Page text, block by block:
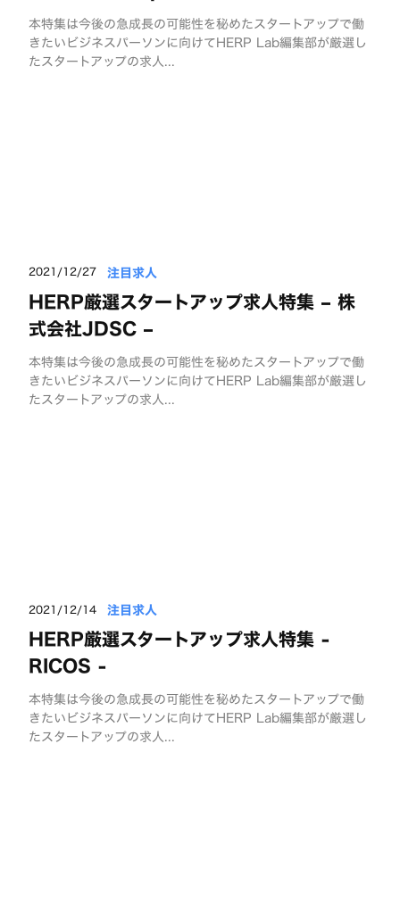
本特集は今後の急成長の可能性を秘めたスタートアップで働
きたいビジネスパーソンに向けてHERP Lab編集部が厳選し
たスタートアップの求人...
2021/12/27 注目求人
HERP厳選スタートアップ求人特集 – 株
式会社JDSC –
本特集は今後の急成長の可能性を秘めたスタートアップで働
きたいビジネスパーソンに向けてHERP Lab編集部が厳選し
たスタートアップの求人...
2021/12/14 注目求人
HERP厳選スタートアップ求人特集 -
RICOS -
本特集は今後の急成長の可能性を秘めたスタートアップで働
きたいビジネスパーソンに向けてHERP Lab編集部が厳選し
たスタートアップの求人...